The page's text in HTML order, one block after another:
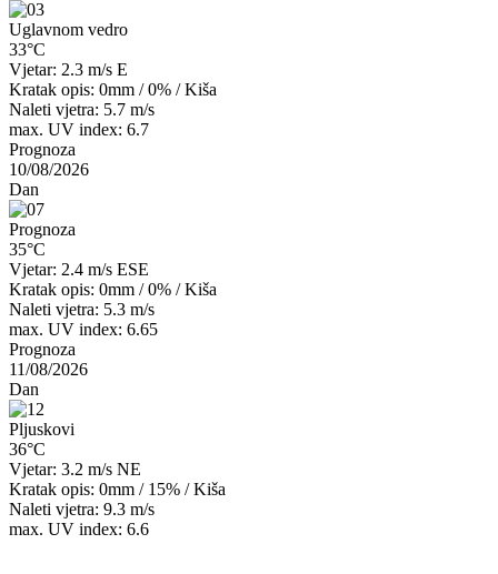
Uglavnom vedro
33°C
Vjetar: 2.3 m/s E
Kratak opis: 0mm /0% /Kiša
Naleti vjetra: 5.7 m/s
max. UV index: 6.7
Prognoza
10/08/2026
Dan
Prognoza
35°C
Vjetar: 2.4 m/s ESE
Kratak opis: 0mm /0% /Kiša
Naleti vjetra: 5.3 m/s
max. UV index: 6.65
Prognoza
11/08/2026
Dan
Pljuskovi
36°C
Vjetar: 3.2 m/s NE
Kratak opis: 0mm / 15% /Kiša
Naleti vjetra: 9.3 m/s
max. UV index: 6.6